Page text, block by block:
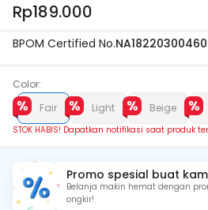
Rp189.000
BPOM Certified No.NA18220300460
Color:
Fair
Light Beige
STOK HABIS! Dapatkan notifikasi saat produk
Promo spesial buat
Belanja makin hemat dengan
ongkir!